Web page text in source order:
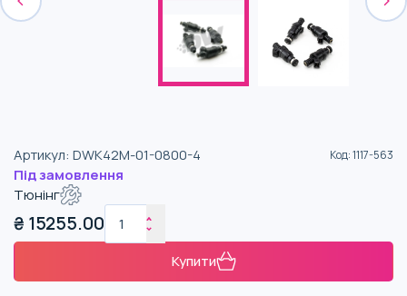
Артикул: DWK42M-01-0800-4 Код:1117-563
Під замовлення
Тюнінг
₴ 15255.00
Купити